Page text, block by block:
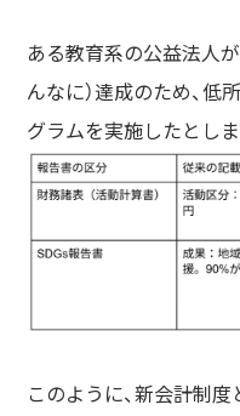
ある教育系の公益法人
んなに）達成のため、
グラムを実施したとしま
このように、新会計制